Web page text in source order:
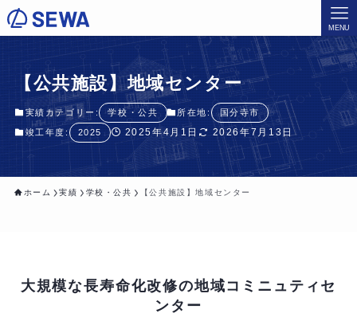
MENU
【公共施設】地域センター
実績カテゴリー: 学校・公共 所在地: 国分寺市
竣工年度: 2025 2025年4月1日 2026年7月13日
ホーム 実績 学校・公共 【公共施設】地域センター
大規模な長寿命化改修の地域コミニュティセ
ンター